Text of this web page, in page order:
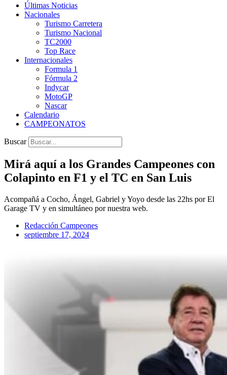
Últimas Noticias
Nacionales
Turismo Carretera
Turismo Nacional
TC2000
Top Race
Internacionales
Formula 1
Fórmula 2
Indycar
MotoGP
Nascar
Calendario
CAMPEONATOS
Buscar
Mirá aquí a los Grandes Campeones con
Colapinto en F1 y el TC en San Luis
Acompañá a Cocho, Ángel, Gabriel y Yoyo desde las 22hs por El
Garage TV y en simultáneo por nuestra web.
Redacción Campeones
septiembre 17, 2024